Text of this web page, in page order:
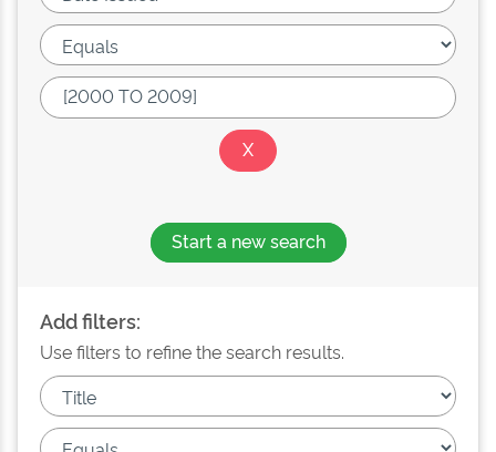
Start a new search
Add filters:
Use filters to refine the search results.